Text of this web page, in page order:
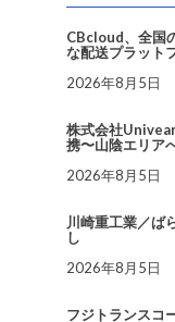
CBcloud、全国
な配送プラット
2026年8月5日
株式会社
携〜山陰エリア
2026年8月5日
川崎重工業／ば
し
2026年8月5日
フジトランスコ